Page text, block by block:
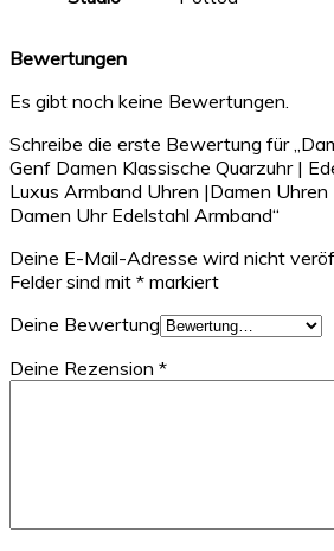
Bewertungen
Es gibt noch keine Bewertungen.
Schreibe die erste Bewertung für
Genf Damen Klassische Quarzuhr |
Luxus Armband Uhren |Damen
Damen Uhr Edelstahl Armband“
Deine E-Mail-Adresse wird nicht
Felder sind mit * markiert
Deine Bewertung
Deine Rezension *